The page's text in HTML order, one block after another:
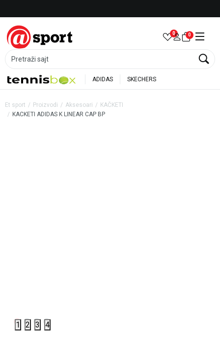
Pretraži sajt
0 0
ADIDAS SKECHERS
Et sport Proizvodi Aksesoari
KAČKETI
KACKETI ADIDAS K LINEAR CAP BP
1 2 3 4